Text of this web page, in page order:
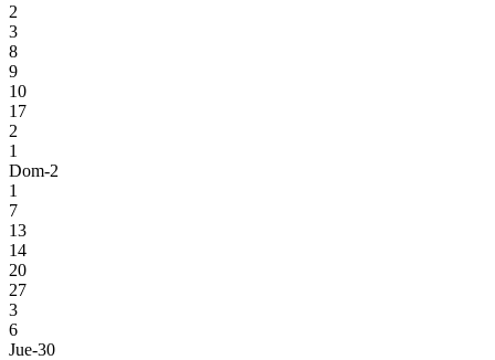
2
3
8
9
10
17
2
1
Dom-2
1
7
13
14
20
27
3
6
Jue-30